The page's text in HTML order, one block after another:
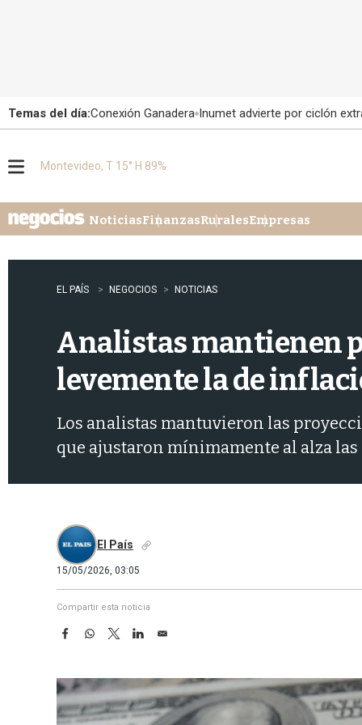
Temas del día:Conexión Ganadera Inumet advierte por ciclón
u
Montevideo, T 15° H 89%
NoticiasFinanzasRuralesEmpresas
EL PAÍS NEGOCIOS NOTICIAS
Analistas mantienen
levemente la de
Los analistas mantuvieron las
que ajustaron mínimamente al alza
El País
15/05/2026, 03:05
Compartir esta noticia
F
e
b
o
W
t
s
A
T
w
t
t
e
L
k
e
d
E
i
l